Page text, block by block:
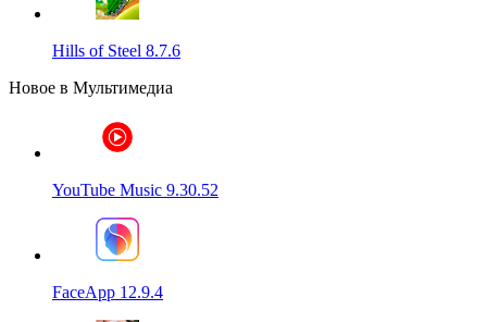
Hills of Steel 8.7.6
Новое в Мультимедиа
YouTube Music 9.30.52
FaceApp 12.9.4